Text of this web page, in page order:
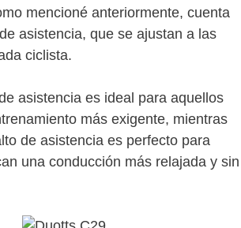
mencioné anteriormente, cuenta
asistencia, que se ajustan a las
ciclista.
asistencia es ideal para aquellos
más exigente, mientras
de asistencia es perfecto para
una conducción más relajada y sin